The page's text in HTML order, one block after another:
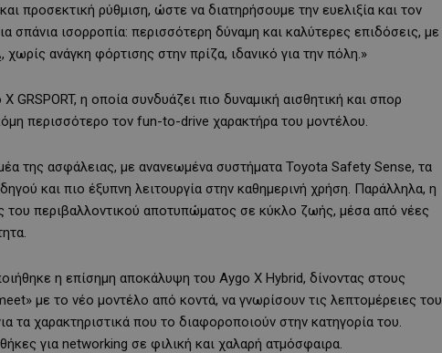
προσεκτική ρύθμιση, ώστε να διατηρήσουμε την ευελιξία και τον
σπάνια ισορροπία: περισσότερη δύναμη και καλύτερες επιδόσεις, με
χωρίς ανάγκη φόρτισης στην πρίζα, ιδανικό για την πόλη.»
X GRSPORT, η οποία συνδυάζει πιο δυναμική αισθητική και σπορ
περισσότερο τον fun-to-drive χαρακτήρα του μοντέλου.
της ασφάλειας, με ανανεωμένα συστήματα Toyota Safety Sense, τα
και πιο έξυπνη λειτουργία στην καθημερινή χρήση. Παράλληλα, η
του περιβαλλοντικού αποτυπώματος σε κύκλο ζωής, μέσα από νέες
η επίσημη αποκάλυψη του Aygo X Hybrid, δίνοντας στους
» με το νέο μοντέλο από κοντά, να γνωρίσουν τις λεπτομέρειες του
τα χαρακτηριστικά που το διαφοροποιούν στην κατηγορία του.
για networking σε φιλική και χαλαρή ατμόσφαιρα.